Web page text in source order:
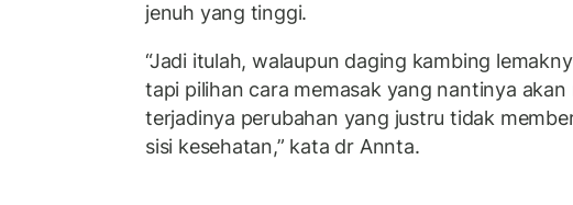
jenuh yang tinggi.
“Jadi itulah, walaupun daging kambing
tapi pilihan cara memasak yang nantinya akan
terjadinya perubahan yang justru tidak
sisi kesehatan,” kata dr Annta.